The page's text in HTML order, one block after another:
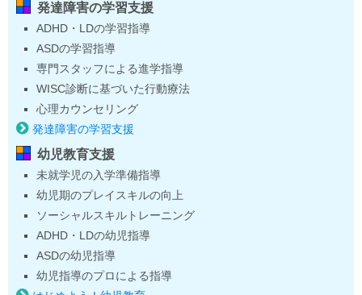
発達障害の学習支援
ADHD・LDの学習指導
ASDの学習指導
専門スタッフによる進学指導
WISC診断に基づいた行動療法
心理カウンセリング
発達障害の学習支援
幼児教育支援
未就学児の入学準備指導
幼児期のプレイスキルの向上
ソーシャルスキルトレーニング
ADHD・LDの幼児指導
ASDの幼児指導
幼児指導のプロによる指導